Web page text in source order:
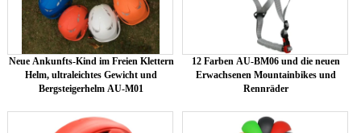
Neue Ankunfts-Kind im Freien Klettern
Helm, ultraleichtes Gewicht und
Bergsteigerhelm AU-M01
12 Farben AU-BM06 und die neuen
Erwachsenen Mountainbikes und
Rennräder